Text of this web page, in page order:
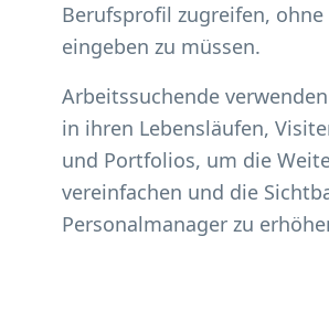
Berufsprofil zugreifen, ohne
eingeben zu müssen.
Arbeitssuchende verwenden
in ihren Lebensläufen,
und Portfolios, um die
vereinfachen und die
Personalmanager zu